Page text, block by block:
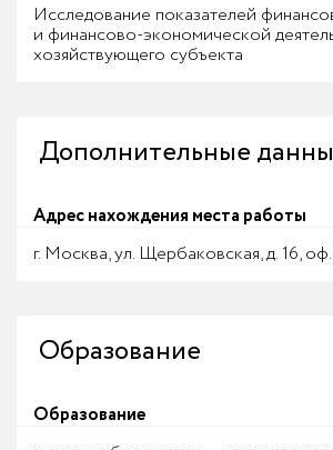
Исследование показателей
и финансово-экономической
хозяйствующего субъекта
Дополнительные
Адрес нахождения места работы
г. Москва, ул. Щербаковская, д. 16,
Образование
Образование